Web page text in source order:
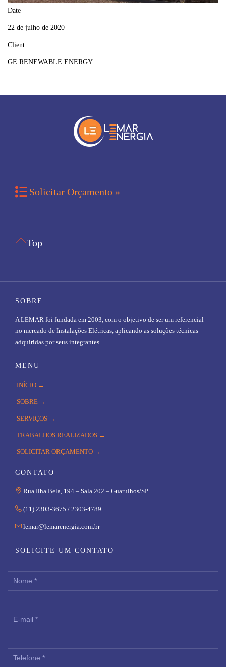
Date
22 de julho de 2020
Client
GE RENEWABLE ENERGY
 Solicitar Orçamento »
Top
SOBRE
A LEMAR foi fundada em 2003, com o objetivo de ser um referencial
no mercado de Instalações Elétricas, aplicando as soluções técnicas
adquiridas por seus integrantes.
MENU
INÍCIO →
SOBRE →
SERVIÇOS →
TRABALHOS REALIZADOS →
SOLICITAR ORÇAMENTO →
CONTATO
 Rua Ilha Bela, 194 – Sala 202 – Guarulhos/SP
 (11) 2303-3675 / 2303-4789
 lemar@lemarenergia.com.br
SOLICITE UM CONTATO